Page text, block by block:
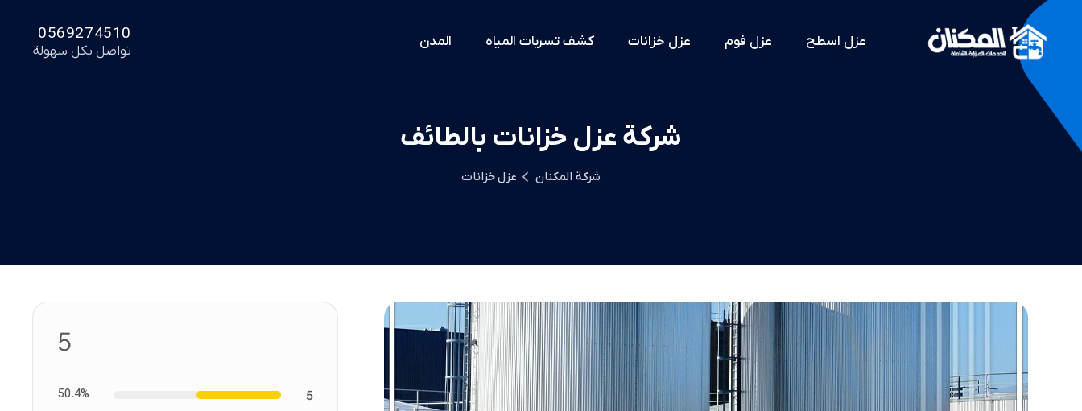
عزل اسطح عزل فوم عزل خزانات كشف تسربات المياه المدن 0569274510
تواصل بكل سهولة
شركة عزل خزانات بالطائف
شركة المكنان عزل خزانات
5
5
50.4%